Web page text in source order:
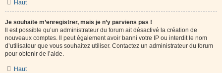
Haut
Je souhaite m’enregistrer, mais je n’y parviens pas !
Il est possible qu’un administrateur du forum ait désactivé la création de
nouveaux comptes. Il peut également avoir banni votre IP ou interdit le nom
d’utilisateur que vous souhaitez utiliser. Contactez un administrateur du forum
pour obtenir de l’aide.
Haut